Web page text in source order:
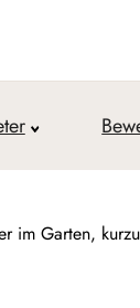
im Garten,